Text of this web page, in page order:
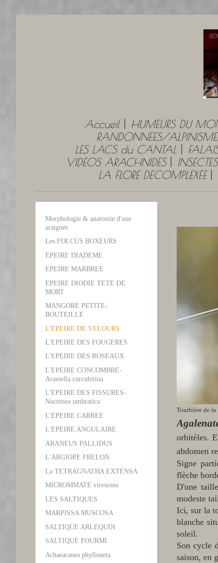
Accueil
HUMEURS DU
RANDONNÉES/
LES LACS du CANTAL
VIDEOS ARACHNIDES
INSECTES
LA FLORE DÉCOMPLEXÉE
Tourbière de
orbitèles.
abdomen
Signe
flèche
D'une
modeste
Ici, sur la
blanche
soleil.
Son cycle
saison, en
Morphologie & anatomie d'une
araignée
Les FOLCUS BOXEURS
EPEIRE DIADEME
EPEIRE MARBREE
EPEIRE DIODIE TETE DE
MORT
MANGORE PETITE-
BOUTEILLE
L'EPEIRE DE VELOURS
L'EPEIRE DES FOUGERES
L'EPEIRE DES ROSEAUX
L'EPEIRE CONCOMBRE-
Araniella curcubitina
L'EPEIRE DES FISSURES-
Nuctenea umbratica
L'EPEIRE CARREE
L'EPEIRE ANGULAIRE
ARANEUS PALLIDUS
L'ARGIOPE FRELON
La TETRAGNATHA EXTENSA
MICROMMATE virescens
LES SALTIQUES
MARPISSA MUSCOSA
SALTIQUE ARLEQUIN
SALTIQUE FOURMI
Achaearanea phylloneta